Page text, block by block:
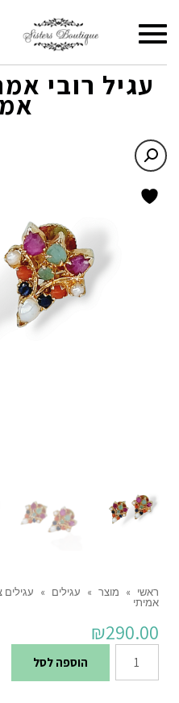
תפריט
עגיל רובי
ראשי » מוצר » עגילים » עגילים
אמיתי
₪290.00
כמות
של
הוספה לסל